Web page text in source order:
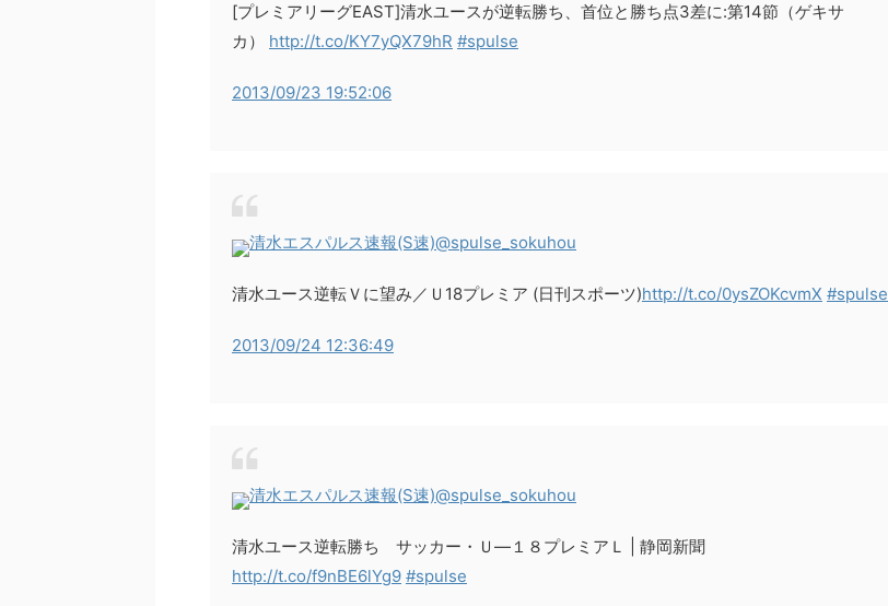
[プレミアリーグEAST]清水ユースが逆転勝ち、首位と勝ち点3差に:第14節（ゲキサ
カ） http://t.co/KY7yQX79hR #spulse
2013/09/23 19:52:06
清水エスパルス速報(S速)@spulse_sokuhou
清水ユース逆転Ｖに望み／Ｕ18プレミア (日刊スポーツ)http://t.co/0ysZOKcvmX #spulse
2013/09/24 12:36:49
清水エスパルス速報(S速)@spulse_sokuhou
清水ユース逆転勝ち サッカー・Ｕ―１８プレミアＬ | 静岡新聞
http://t.co/f9nBE6lYg9 #spulse